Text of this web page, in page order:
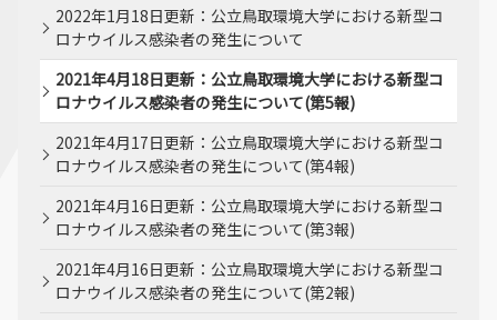
2022年1月18日更新：公立鳥取環境大学における新型コ
ロナウイルス感染者の発生について
2021年4月18日更新：公立鳥取環境大学における新型コ
ロナウイルス感染者の発生について(第5報)
2021年4月17日更新：公立鳥取環境大学における新型コ
ロナウイルス感染者の発生について(第4報)
2021年4月16日更新：公立鳥取環境大学における新型コ
ロナウイルス感染者の発生について(第3報)
2021年4月16日更新：公立鳥取環境大学における新型コ
ロナウイルス感染者の発生について(第2報)